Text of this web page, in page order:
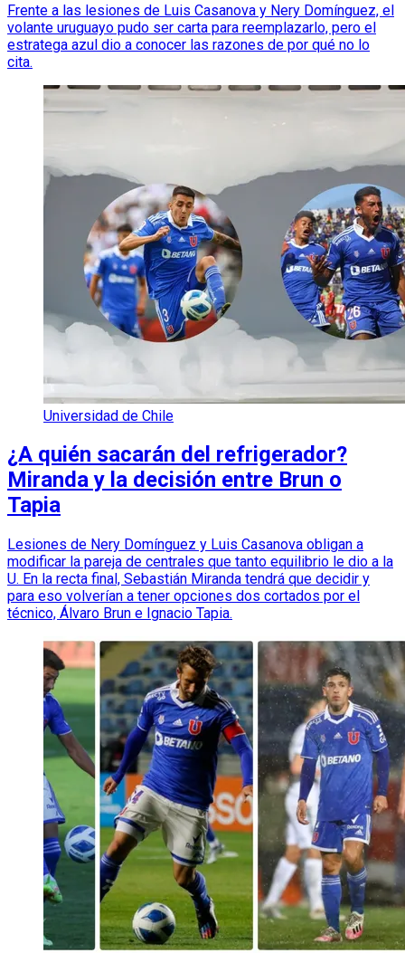
Frente a las lesiones de Luis Casanova y Nery Domínguez, el
volante uruguayo pudo ser carta para reemplazarlo, pero el
estratega azul dio a conocer las razones de por qué no lo
cita.
Universidad de Chile
¿A quién sacarán del refrigerador?
Miranda y la decisión entre Brun o
Tapia
Lesiones de Nery Domínguez y Luis Casanova obligan a
modificar la pareja de centrales que tanto equilibrio le dio a la
U. En la recta final, Sebastián Miranda tendrá que decidir y
para eso volverían a tener opciones dos cortados por el
técnico, Álvaro Brun e Ignacio Tapia.